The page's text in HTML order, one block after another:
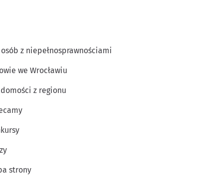
z niepełnosprawnościami
we Wrocławiu
z regionu
strony